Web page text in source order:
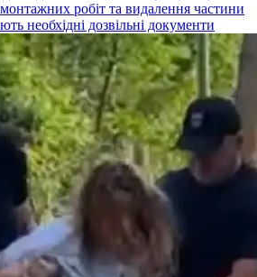
робіт та видалення частини
необхідні дозвільні документи